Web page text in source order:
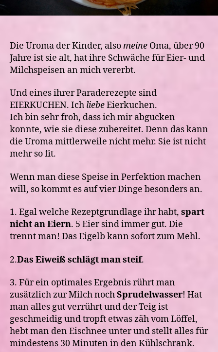
Die Uroma der Kinder, alsomeine Oma, über 90
Jahre ist sie alt, hat ihre Schwäche für Eier- und
Milchspeisen an mich vererbt.
Und eines ihrer Paraderezepte sind
EIERKUCHEN. Ich liebeEierkuchen.
Ich bin sehr froh, dass ich mir abgucken
konnte, wie sie diese zubereitet. Denn das kann
die Uroma mittlerweile nicht mehr. Sie ist nicht
mehr so fit.
Wenn man diese Speise in Perfektion machen
will, so kommt es auf vier Dinge besonders an.
1. Egal welche Rezeptgrundlage ihr habt, spart
nicht an Eiern. 5 Eier sind immer gut. Die
trennt man! Das Eigelb kann sofort zum Mehl.
2.Das Eiweiß schlägt man steif.
3. Für ein optimales Ergebnis rührt man
zusätzlich zur Milch nochSprudelwasser! Hat
man alles gut verrührt und der Teig ist
geschmeidig und tropft etwas zäh vom Löffel,
hebt man den Eischnee unter und stellt alles für
mindestens 30 Minuten in den Kühlschrank.